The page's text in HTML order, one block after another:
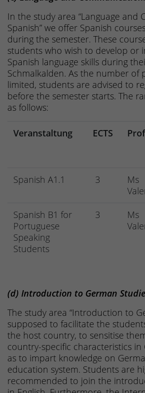
In the study area “Language and
Spanish” we offer Spanish
during the semester. These
students who wish to develop or
Spanish language skills during
Schmalkalden. As the number of
limited, students are advised to
before the semester starts. The
as follows:
Veranstaltung ECTS
Spanish A1.1 3
Ms
Spanish B1 for
Portuguese
Speaking
Students
3
Ms
(d) Introduction to German
The study area “Introduction to
supposed to facilitate the
the host country, to sensitise
country-specific characteristics in
as to impart knowledge on
education system. Students are
recommended to join the